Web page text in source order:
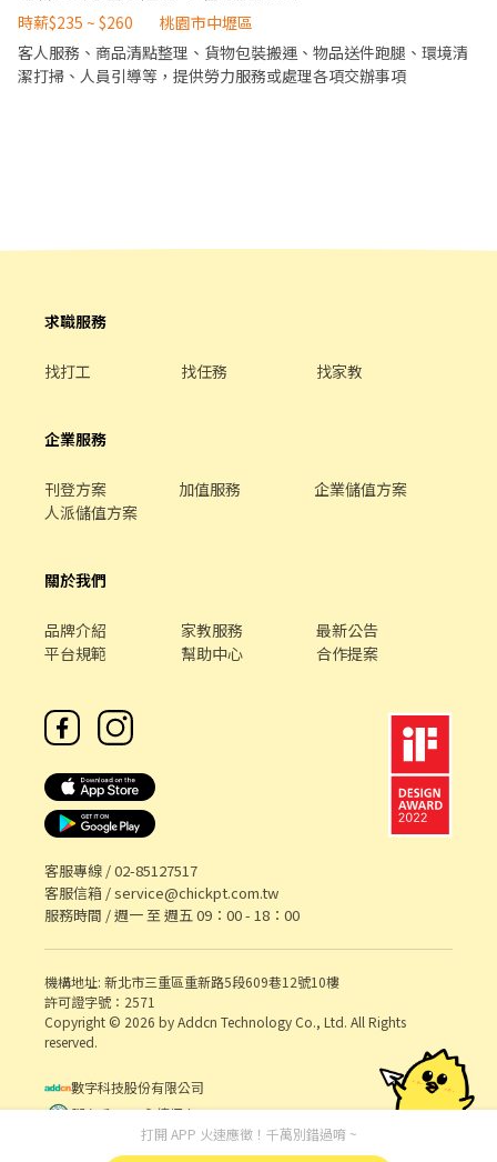
補助、健身獎金、學習獎金，獎金用不完 --------------------------
---------------------------------------------------------------------
上班地點➡️桃園市大園區高鐵站前西路(大江購物中心5分鐘) 工作內
容➡️負責SMT 物料上料及設備生產操作 上班時間➡️08:30-17:30(中
➡️桃園市大園區高鐵站前西路3段66號(大江購物中心附近) 工作內容
時間➡️08:30-17:30。(中午休息一小時) 薪資待遇➡️時薪210(加班費
公司免費供餐 ✨快速一對一應徵詢問，訊息24H內回覆，求職免擔
https://lin.ee/YEJU4eS
手也能快速上手 ✅ 工作內容簡單易學 ✅ 彈性報班，自由安排時間 ✅
快速媒合、立即上工 ✅ 現金領薪，不用等待發薪日 加入詢問並報班
快速上工！ 立即加入官方賴 @xinxu 🔥 即時報班｜快速安排｜當天
時薪$235 ~ $260
桃園市中壢區
客人服務、商品清點整理、貨物包裝搬運、物品送件跑腿、環境清
潔打掃、人員引導等，提供勞力服務或處理各項交辦事項
求職服務
找打工 找任務 找家教
企業服務
刊登方案 加值服務
企業儲值方案
人派儲值方案
關於我們
品牌介紹 家教服務
最新公告
平台規範
幫助中心 合作提案
客服專線 /02-85127517
客服信箱 /service@chickpt.com.tw
服務時間 / 週一 至 週五 09：00 - 18：00
機構地址: 新北市三重區重新路5段609巷12號10樓
許可證字號：2571
Copyright © 2026 by Addcn Technology Co., Ltd. All Rights
reserved.
數字科技股份有限公司
鄧白氏 ESG 永續標章
打開 APP 火速應徵！千萬別錯過唷 ~